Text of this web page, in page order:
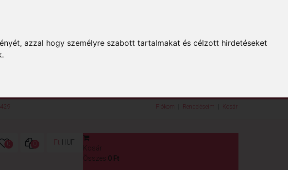
azzal hogy személyre szabott tartalmakat és célzott hirdetéseket
Fiókom Rendeléseim Kosár
0 0 Ft HUF
Kosár
Összes: 0 Ft